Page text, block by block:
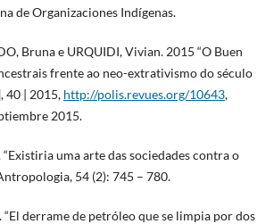
de Organizaciones Indígenas.
Bruna e URQUIDI, Vivian. 2015 “O Buen
frente ao neo-extrativismo do século
40 | 2015, http://polis.revues.org/10643,
2015.
“Existiria uma arte das sociedades contra o
54 (2): 745 – 780.
“El derrame de petróleo que se limpia por dos